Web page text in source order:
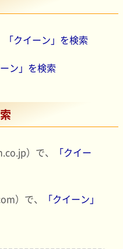
「クイーン」を検索
ーン」を検索
）で、
「クイー
）で、
「クイーン」